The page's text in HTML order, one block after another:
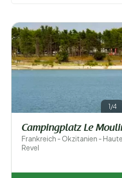
an kommunalen
passenden
Filter speichern
1/4
Campingplatz Le
Frankreich - Okzitanien -
Revel